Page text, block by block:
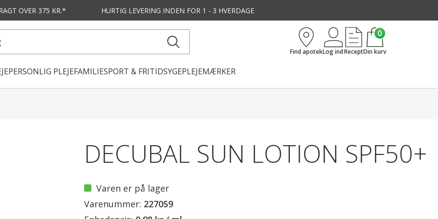
OVER 375 KR.* HURTIG LEVERING INDEN FOR 1 - 3 HVERDAGE
PERSONLIG PLEJEFAMILIESPORT & FRITIDSYGEPLEJEMÆRKER
Find apotekLog indRecept
0
Din kurv
DECUBAL SUN LOTION SPF50+
Varen er på lager
Varenummer: 227059